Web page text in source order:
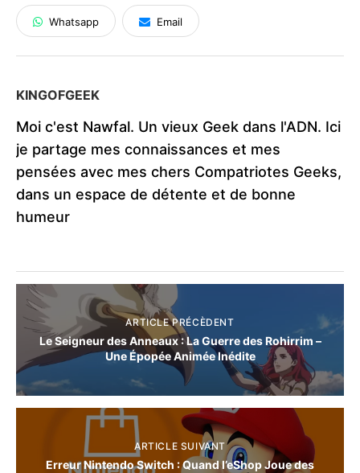
Whatsapp Email
KINGOFGEEK
Moi c'est Nawfal. Un vieux Geek dans l'ADN. Ici
je partage mes connaissances et mes
pensées avec mes chers Compatriotes Geeks,
dans un espace de détente et de bonne
humeur
ARTICLE PRÉCÈDENT
Le Seigneur des Anneaux : La Guerre des Rohirrim –
Une Épopée Animée Inédite
ARTICLE SUIVANT
Erreur Nintendo Switch : Quand l’eShop Joue des